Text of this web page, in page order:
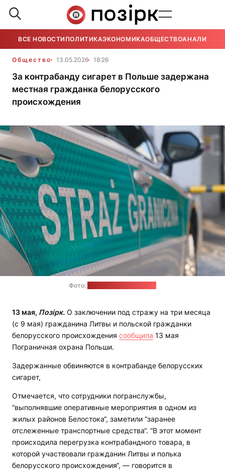
ВСЕ НОВОСТИ ПОЛИТИКАЭКОНОМИКАОБЩЕСТВОАНАЛИТИКА
Общество 13.05.2026 18:26
За контрабанду сигарет в Польше задержана
местная гражданка белорусского
происхождения
Фото:
13 мая, Позірк. О заключении под стражу на три месяца
(с 9 мая) гражданина Литвы и польской гражданки
белорусского происхождения сообщила 13 мая
Пограничная охрана Польши.
Задержанные обвиняются в контрабанде белорусских
сигарет,
Отмечается, что сотрудники погранслужбы,
“выполнявшие оперативные мероприятия в одном из
жилых районов Белостока“, заметили “заранее
отслеженные транспортные средства“. “В этот момент
происходила перегрузка контрабандного товара, в
которой участвовали гражданин Литвы и полька
белорусского происхождения“, — говорится в